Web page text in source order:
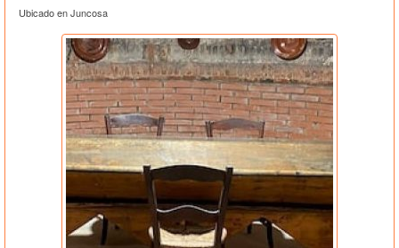
Ubicado en Juncosa